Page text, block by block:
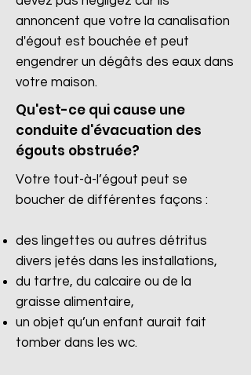
annoncent que votre la canalisation
d'égout est bouchée et peut
engendrer un dégâts des eaux dans
votre maison.
Qu'est-ce qui cause une
conduite d'évacuation des
égouts obstruée?
Votre tout-à-l’égout peut se
boucher de différentes façons :
des lingettes ou autres détritus
divers jetés dans les installations,
du tartre, du calcaire ou de la
graisse alimentaire,
un objet qu’un enfant aurait fait
tomber dans les wc.